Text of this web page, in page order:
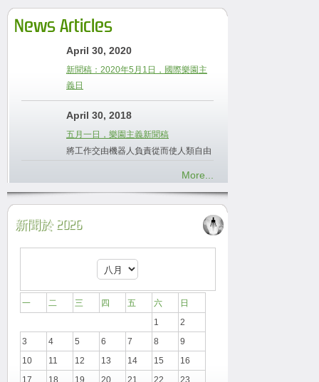
News Articles
April 30, 2020
新聞稿：2020年5月1日，國際樂園主
義日
April 30, 2018
五月一日，樂園主義新聞稿
將工作交由機器人負責從而使人類自由
More...
新聞於 2026
一 二 三 四 五 六
日
1
2
3
4 5 6 7 8
9
10
11 12 13 14 15
16
17
18 19 20 21 22
23